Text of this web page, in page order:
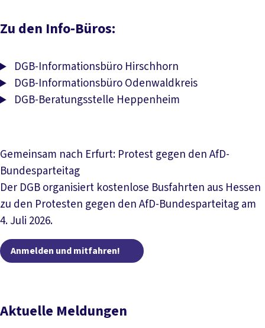
Zu den Info-Büros:
DGB-Informationsbüro Hirschhorn
DGB-Informationsbüro Odenwaldkreis
DGB-Beratungsstelle Heppenheim
Gemeinsam nach Erfurt: Protest gegen den AfD-
Bundesparteitag
Der DGB organisiert kostenlose Busfahrten aus Hessen
zu den Protesten gegen den AfD-Bundesparteitag am
4. Juli 2026.
Anmelden und mitfahren! Anmelden und
Aktuelle Meldungen